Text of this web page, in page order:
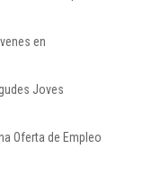
en
Joves
Oferta de Empleo